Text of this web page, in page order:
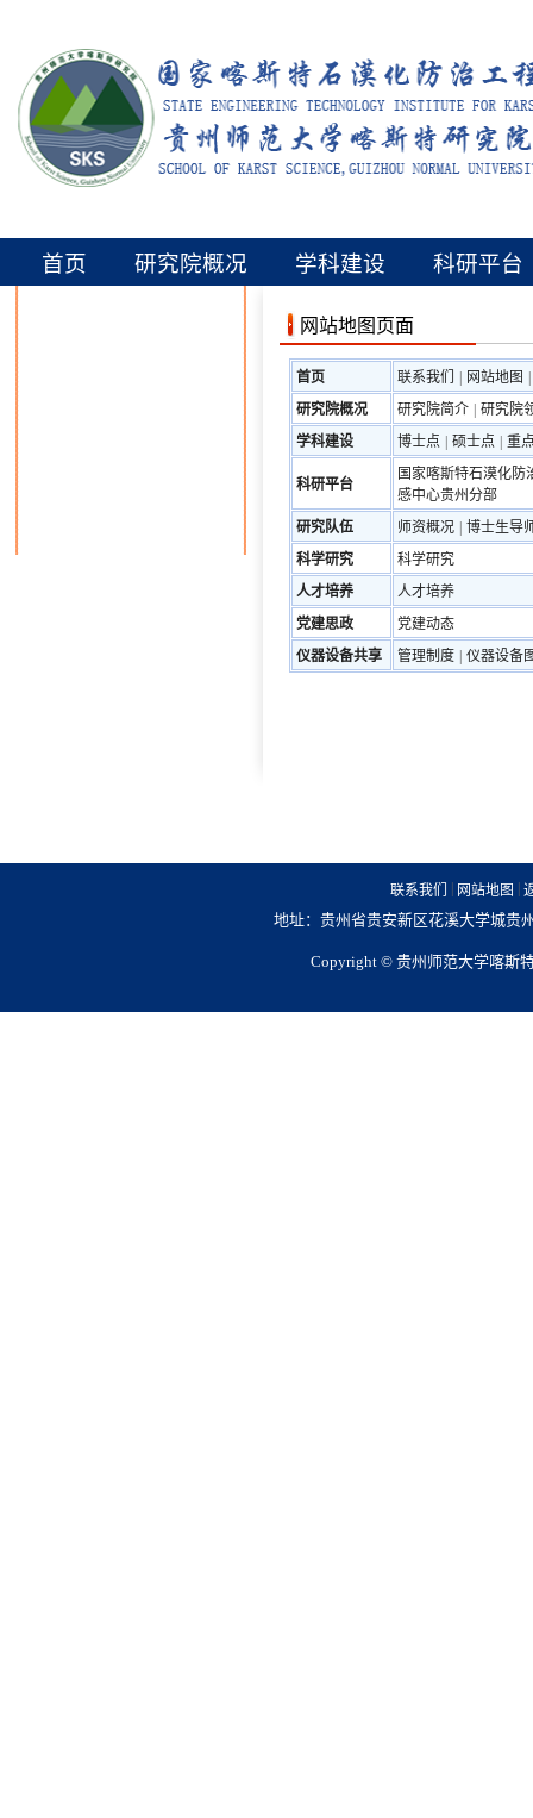
首页 研究院概况 学科建设 科研平台
网站地图页面
首页 联系我们 网站地图
研究院概况
研究院简介
研究院
学科建设
博士点 硕士点 重
科研平台
国家喀斯特石漠化防
感中心贵州分部
研究队伍
师资概况
博士生导
科学研究
科学研究
人才培养
人才培养
党建思政
党建动态
仪器设备共享
管理制度 仪器设备
联系我们 网站地图
地址：贵州省贵安新区花溪大学城贵
Copyright © 贵州师范大学喀斯